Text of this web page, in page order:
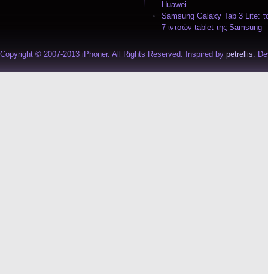
Copyright © 2007-2013 iPhoner. All Rights Reserved. Inspired by petrellis.
Huawei
Samsung Galaxy Tab 3 Lite:
7 ιντσών tablet της Samsung